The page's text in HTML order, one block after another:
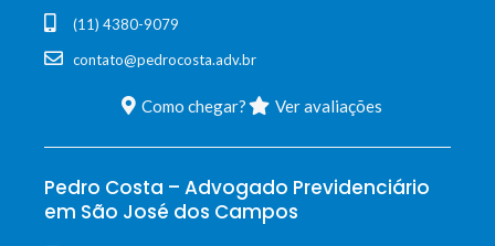
(11) 4380-9079
contato@pedrocosta.adv.br
Como chegar? Ver avaliações
Pedro Costa – Advogado Previdenciário
em São José dos Campos